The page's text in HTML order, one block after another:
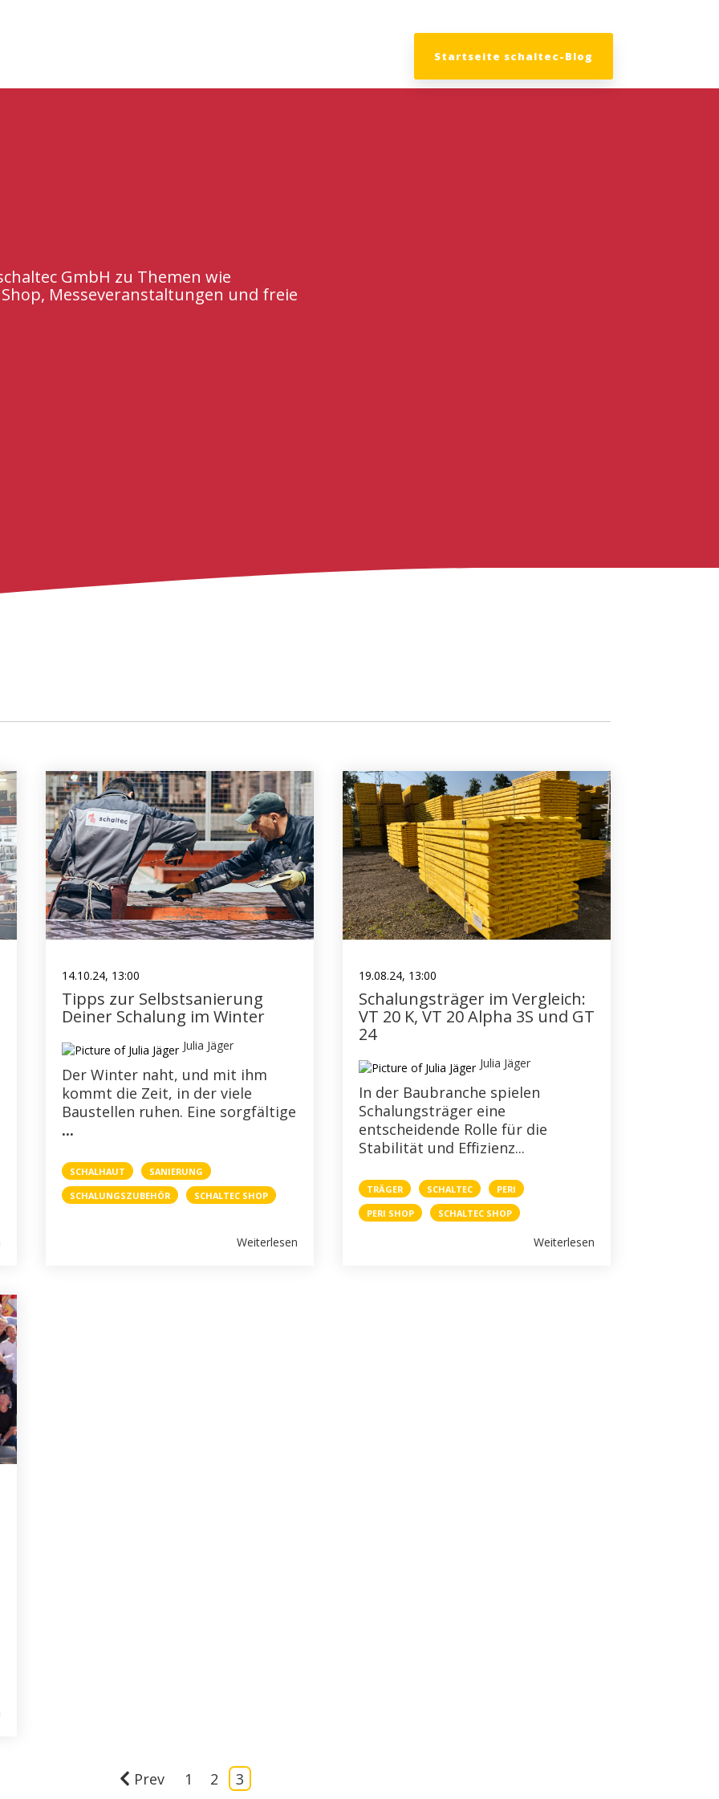
Startseite schaltec-Blog
GmbH zu Themen wie
Messeveranstaltungen und freie
14.10.24, 13:00
Tipps zur Selbstsanierung
Deiner Schalung im Winter
Julia Jäger
Der Winter naht, und mit ihm
kommt die Zeit, in der viele
Baustellen ruhen. Eine sorgfältige
...
SCHALHAUT
SANIERUNG
SCHALUNGSZUBEHÖR
SCHALTEC SHOP
Weiterlesen
19.08.24, 13:00
Schalungsträger im Vergleich:
VT 20 K, VT 20 Alpha 3S und GT
24
Julia Jäger
In der Baubranche spielen
Schalungsträger eine
entscheidende Rolle für die
Stabilität und Effizienz...
TRÄGER SCHALTEC
PERI
PERI SHOP
SCHALTEC SHOP
Weiterlesen
Prev 1 2 3